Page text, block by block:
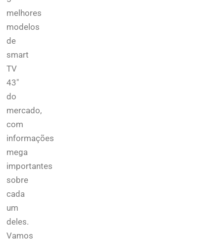
melhores
modelos
de
smart
TV
43″
do
mercado,
com
informações
mega
importantes
sobre
cada
um
deles.
Vamos